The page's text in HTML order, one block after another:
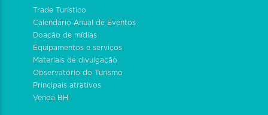
Trade Turístico
Calendário Anual de Eventos
Doação de mídias
Equipamentos e serviços
Materiais de divulgação
Observatório do Turismo
Principais atrativos
Venda BH